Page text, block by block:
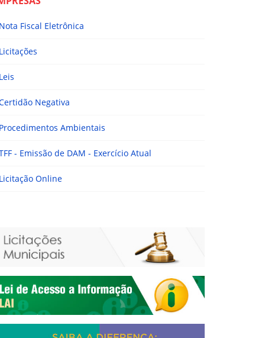
Fiscal Eletrônica
Negativa
Ambientais
- Emissão de DAM - Exercício Atual
Online